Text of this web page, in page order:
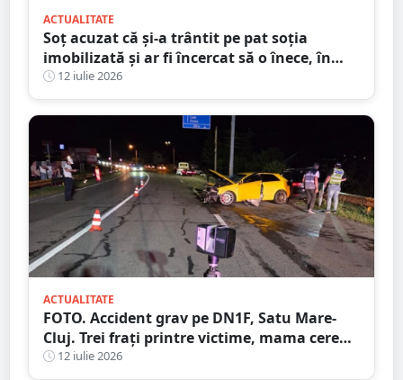
ACTUALITATE
Soț acuzat că și-a trântit pe pat soția
imobilizată și ar fi încercat să o înece, în
județul Satu Mare
12 iulie 2026
ACTUALITATE
FOTO. Accident grav pe DN1F, Satu Mare-
Cluj. Trei frați printre victime, mama cere
ajutorul martorilor
12 iulie 2026